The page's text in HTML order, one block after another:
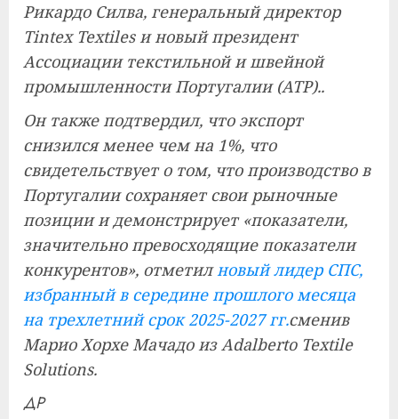
Рикардо Силва, генеральный директор
Tintex Textiles и новый президент
Ассоциации текстильной и швейной
промышленности Португалии (ATP)..
Он также подтвердил, что экспорт
снизился менее чем на 1%, что
свидетельствует о том, что производство в
Португалии сохраняет свои рыночные
позиции и демонстрирует «показатели,
значительно превосходящие показатели
конкурентов», отметилновый лидер СПС,
избранный в середине прошлого месяца
на трехлетний срок 2025-2027 гг.сменив
Марио Хорхе Мачадо из Adalberto Textile
Solutions.
ДР